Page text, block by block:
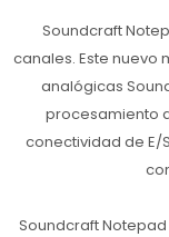
Soundcraft
canales. Este nuevo
analógicas
procesamiento
conectividad de E/
Soundcraft